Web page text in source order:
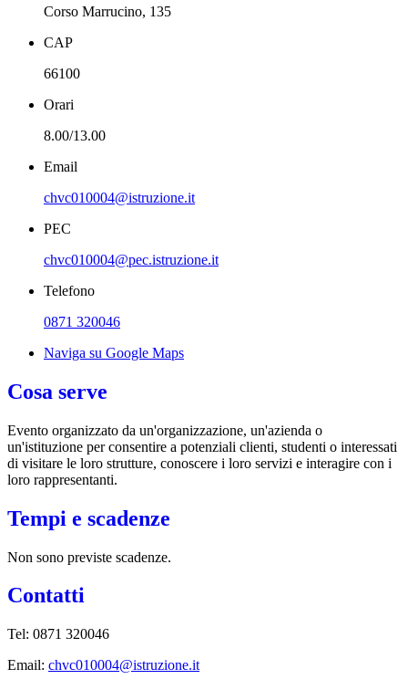
Corso Marrucino, 135
CAP
66100
Orari
8.00/13.00
Email
chvc010004@istruzione.it
PEC
chvc010004@pec.istruzione.it
Telefono
0871 320046
Naviga su Google Maps
Cosa serve
Evento organizzato da un'organizzazione, un'azienda o
un'istituzione per consentire a potenziali clienti, studenti o interessati
di visitare le loro strutture, conoscere i loro servizi e interagire con i
loro rappresentanti.
Tempi e scadenze
Non sono previste scadenze.
Contatti
Tel: 0871 320046
Email: chvc010004@istruzione.it